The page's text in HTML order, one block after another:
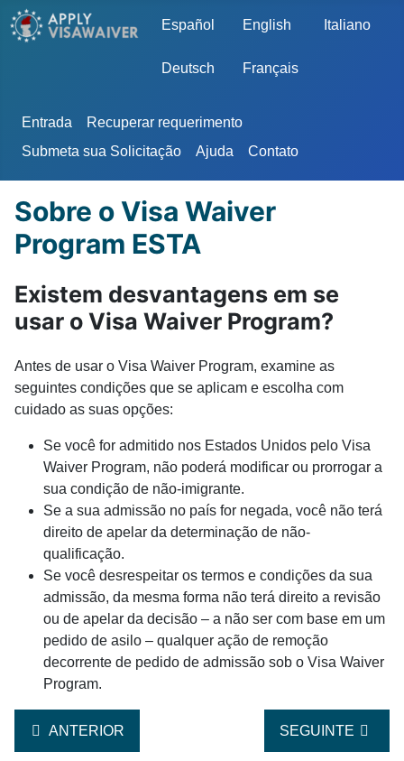
Escolha o seu idioma
Español English Italiano
Deutsch Français
Entrada
Recuperar requerimento
Submeta sua Solicitação
Ajuda Contato
Sobre o Visa Waiver
Program ESTA
Existem desvantagens em se
usar o Visa Waiver Program?
Antes de usar o Visa Waiver Program, examine as
seguintes condições que se aplicam e escolha com
cuidado as suas opções:
Se você for admitido nos Estados Unidos pelo Visa
Waiver Program, não poderá modificar ou prorrogar a
sua condição de não-imigrante.
Se a sua admissão no país for negada, você não terá
direito de apelar da determinação de não-
qualificação.
Se você desrespeitar os termos e condições da sua
admissão, da mesma forma não terá direito a revisão
ou de apelar da decisão – a não ser com base em um
pedido de asilo – qualquer ação de remoção
decorrente de pedido de admissão sob o Visa Waiver
Program.
ARTIGO ANTERIOR: QUANDO É NECESSÁRIO SE
ANTERIOR ARTIGO
SEGUINTE